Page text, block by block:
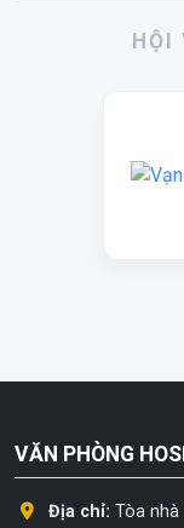
HỘI
VĂN PHÒNG
Địa chỉ: Tòa nhà